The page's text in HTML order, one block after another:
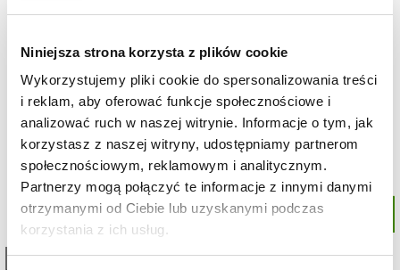
Niniejsza strona korzysta z plików cookie
Wykorzystujemy pliki cookie do spersonalizowania treści
i reklam, aby oferować funkcje społecznościowe i
analizować ruch w naszej witrynie. Informacje o tym, jak
korzystasz z naszej witryny, udostępniamy partnerom
społecznościowym, reklamowym i analitycznym.
Partnerzy mogą połączyć te informacje z innymi danymi
otrzymanymi od Ciebie lub uzyskanymi podczas
korzystania z ich usług.
High-contrast mode